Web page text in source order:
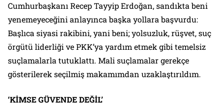
Cumhurbaşkanı Recep Tayyip Erdoğan, sandıkta beni
yenemeyeceğini anlayınca başka yollara başvurdu:
Başlıca siyasi rakibini, yani beni; yolsuzluk, rüşvet, suç
örgütü liderliği ve PKK’ya yardım etmek gibi temelsiz
suçlamalarla tutuklattı. Mali suçlamalar gerekçe
gösterilerek seçilmiş makamımdan uzaklaştırıldım.
‘KİMSE GÜVENDE DEĞİL’